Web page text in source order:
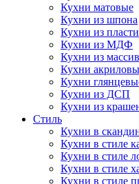
Кухни матовые
Кухни из шпона
Кухни из
Кухни из МДФ
Кухни из
Кухни
Кухни
Кухни из ДСП
Кухни из
Стиль
Кухни в
Кухни в стиле
Кухни в стиле
Кухни в стиле
Кухни в стиле